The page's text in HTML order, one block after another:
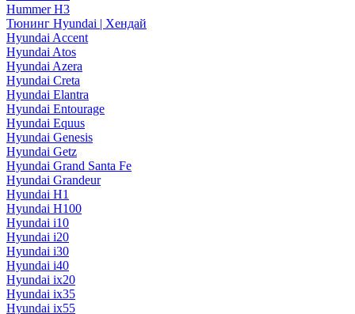
Hummer H3
Тюнинг Hyundai | Хендай
Hyundai Accent
Hyundai Atos
Hyundai Azera
Hyundai Creta
Hyundai Elantra
Hyundai Entourage
Hyundai Equus
Hyundai Genesis
Hyundai Getz
Hyundai Grand Santa Fe
Hyundai Grandeur
Hyundai H1
Hyundai H100
Hyundai i10
Hyundai i20
Hyundai i30
Hyundai i40
Hyundai ix20
Hyundai ix35
Hyundai ix55